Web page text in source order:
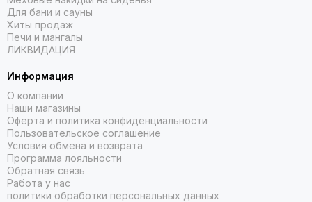
Для бани и сауны
Хиты продаж
Печи и мангалы
ЛИКВИДАЦИЯ
Информация
О компании
Наши магазины
Оферта и политика конфиденциальности
Пользовательское соглашение
Условия обмена и возврата
Программа лояльности
Обратная связь
Работа у нас
политики обработки персональных данных